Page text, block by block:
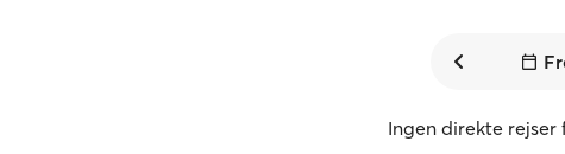
Ingen direkte